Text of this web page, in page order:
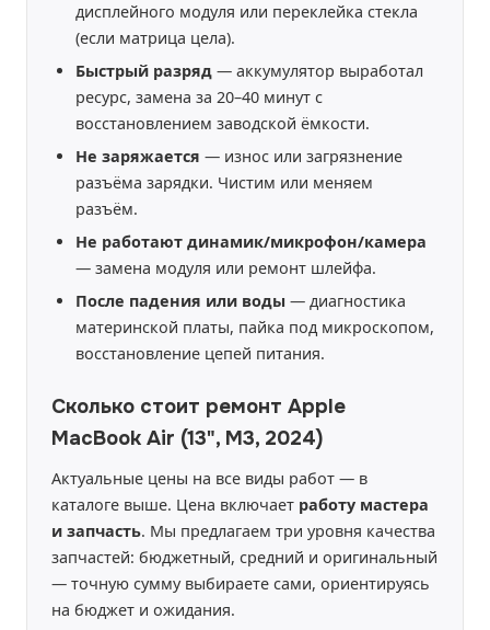
дисплейного модуля или переклейка стекла
(если матрица цела).
Быстрый разряд — аккумулятор выработал
ресурс, замена за 20–40 минут с
восстановлением заводской ёмкости.
Не заряжается — износ или загрязнение
разъёма зарядки. Чистим или меняем
разъём.
Не работают динамик/микрофон/камера
— замена модуля или ремонт шлейфа.
После падения или воды — диагностика
материнской платы, пайка под микроскопом,
восстановление цепей питания.
Сколько стоит ремонт Apple
MacBook Air (13", M3, 2024)
Актуальные цены на все виды работ — в
каталоге выше. Цена включает работу мастера
и запчасть. Мы предлагаем три уровня качества
запчастей: бюджетный, средний и оригинальный
— точную сумму выбираете сами, ориентируясь
на бюджет и ожидания.